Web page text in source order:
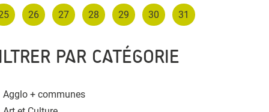
26 27 28 29 30 31
PAR CATÉGORIE
Agglo + communes